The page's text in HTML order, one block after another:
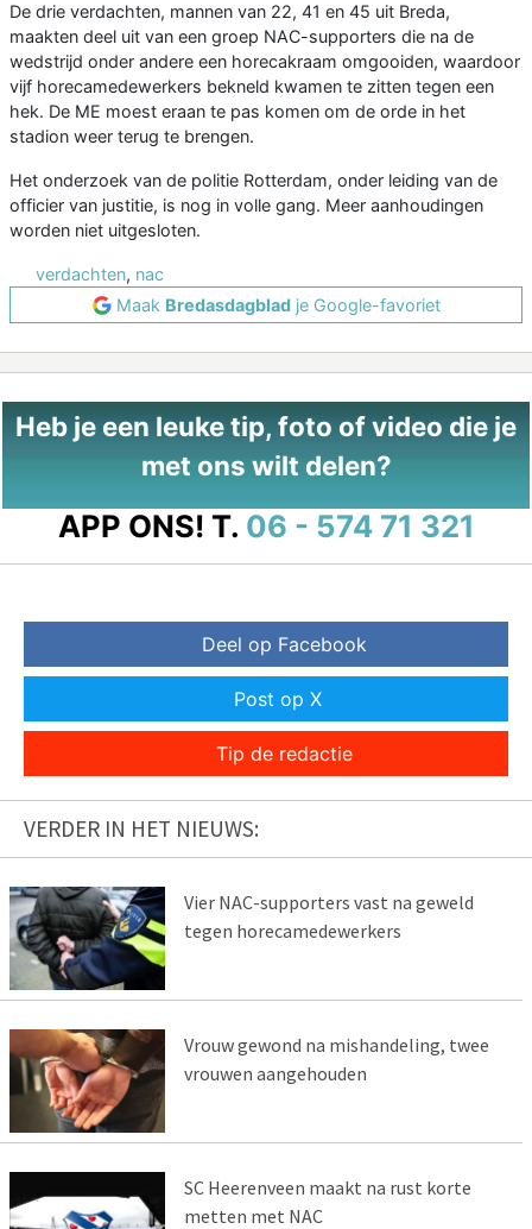
De drie verdachten, mannen van 22, 41 en 45 uit Breda,
maakten deel uit van een groep NAC-supporters die na de
wedstrijd onder andere een horecakraam omgooiden, waardoor
vijf horecamedewerkers bekneld kwamen te zitten tegen een
hek. De ME moest eraan te pas komen om de orde in het
stadion weer terug te brengen.
Het onderzoek van de politie Rotterdam, onder leiding van de
officier van justitie, is nog in volle gang. Meer aanhoudingen
worden niet uitgesloten.
verdachten, nac
Maak Bredasdagbladje Google-favoriet
Heb je een leuke tip, foto of video die je
met ons wilt delen?
APP ONS! T. 06 - 574 71 321
Deel op Facebook
Post op X
Tip de redactie
VERDER IN HET NIEUWS:
Vier NAC-supporters vast na geweld
tegen horecamedewerkers
Vrouw gewond na mishandeling, twee
vrouwen aangehouden
SC Heerenveen maakt na rust korte
metten met NAC